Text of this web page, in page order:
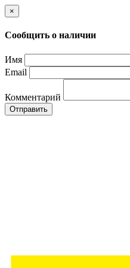
×
Сообщить о наличии
Имя
Email
Комментарий
Отправить